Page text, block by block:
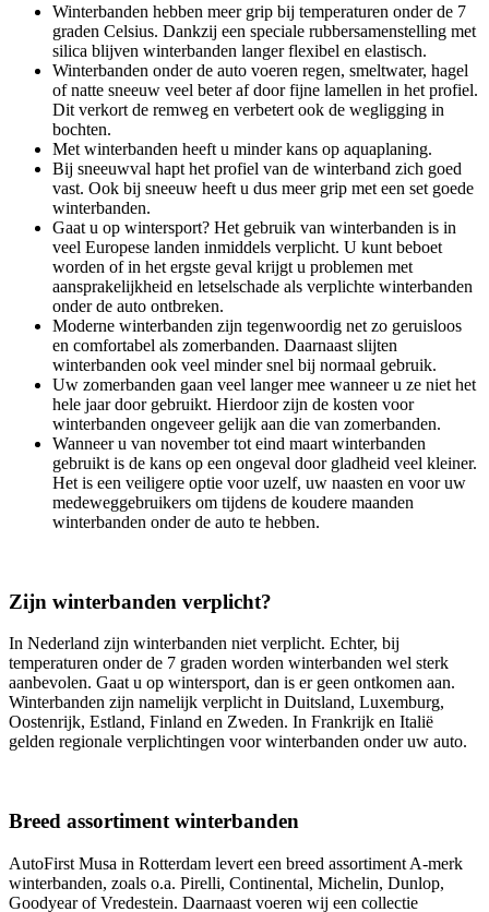
Winterbanden hebben meer grip bij temperaturen onder de 7
graden Celsius. Dankzij een speciale rubbersamenstelling met
silica blijven winterbanden langer flexibel en elastisch.
Winterbanden onder de auto voeren regen, smeltwater, hagel
of natte sneeuw veel beter af door fijne lamellen in het profiel.
Dit verkort de remweg en verbetert ook de wegligging in
bochten.
Met winterbanden heeft u minder kans op aquaplaning.
Bij sneeuwval hapt het profiel van de winterband zich goed
vast. Ook bij sneeuw heeft u dus meer grip met een set goede
winterbanden.
Gaat u op wintersport? Het gebruik van winterbanden is in
veel Europese landen inmiddels verplicht. U kunt beboet
worden of in het ergste geval krijgt u problemen met
aansprakelijkheid en letselschade als verplichte winterbanden
onder de auto ontbreken.
Moderne winterbanden zijn tegenwoordig net zo geruisloos
en comfortabel als zomerbanden. Daarnaast slijten
winterbanden ook veel minder snel bij normaal gebruik.
Uw zomerbanden gaan veel langer mee wanneer u ze niet het
hele jaar door gebruikt. Hierdoor zijn de kosten voor
winterbanden ongeveer gelijk aan die van zomerbanden.
Wanneer u van november tot eind maart winterbanden
gebruikt is de kans op een ongeval door gladheid veel kleiner.
Het is een veiligere optie voor uzelf, uw naasten en voor uw
medeweggebruikers om tijdens de koudere maanden
winterbanden onder de auto te hebben.
Zijn winterbanden verplicht?
In Nederland zijn winterbanden niet verplicht. Echter, bij
temperaturen onder de 7 graden worden winterbanden wel sterk
aanbevolen. Gaat u op wintersport, dan is er geen ontkomen aan.
Winterbanden zijn namelijk verplicht in Duitsland, Luxemburg,
Oostenrijk, Estland, Finland en Zweden. In Frankrijk en Italië
gelden regionale verplichtingen voor winterbanden onder uw auto.
Breed assortiment winterbanden
AutoFirst Musa in Rotterdam levert een breed assortiment A-merk
winterbanden, zoals o.a. Pirelli, Continental, Michelin, Dunlop,
Goodyear of Vredestein. Daarnaast voeren wij een collectie